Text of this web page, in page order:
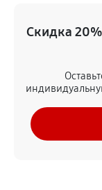
Замена
Скидка